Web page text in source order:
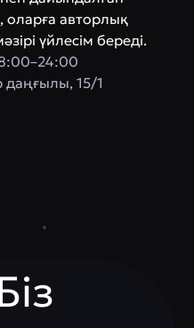
авторлық
үйлесім береді.
15/1